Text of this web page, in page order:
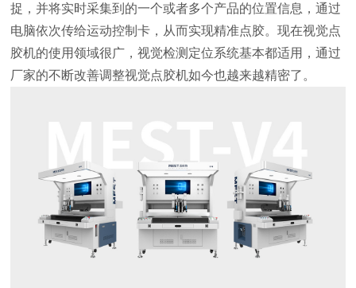
捉，并将实时采集到的一个或者多个产品的位置信息，通过
电脑依次传给运动控制卡，从而实现精准点胶。现在视觉点
胶机的使用领域很广，视觉检测定位系统基本都适用，通过
厂家的不断改善调整视觉点胶机如今也越来越精密了。